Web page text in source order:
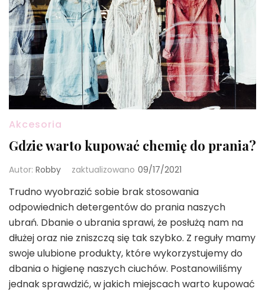
Akcesoria
Gdzie warto kupować chemię do prania?
Autor: Robby zaktualizowano 09/17/2021
Trudno wyobrazić sobie brak stosowania
odpowiednich detergentów do prania naszych
ubrań. Dbanie o ubrania sprawi, że posłużą nam na
dłużej oraz nie zniszczą się tak szybko. Z reguły mamy
swoje ulubione produkty, które wykorzystujemy do
dbania o higienę naszych ciuchów. Postanowiliśmy
jednak sprawdzić, w jakich miejscach warto kupować